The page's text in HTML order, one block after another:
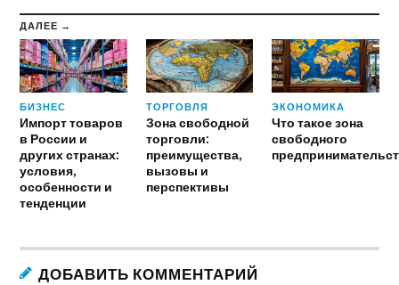
ДАЛЕЕ →
БИЗНЕС
Импорт товаров
в России и
других странах:
условия,
особенности и
тенденции
ТОРГОВЛЯ
Зона свободной
торговли:
преимущества,
вызовы и
перспективы
ЭКОНОМИКА
Что такое зона
свободного
ДОБАВИТЬ КОММЕНТАРИЙ